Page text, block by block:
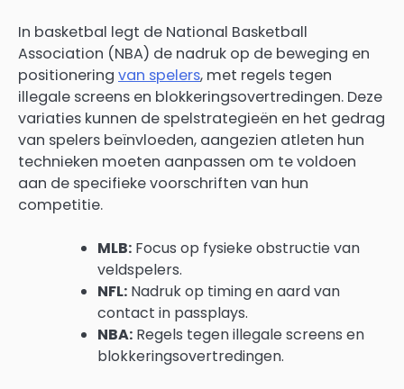
In basketbal legt de National Basketball
Association (NBA) de nadruk op de beweging en
positionering van spelers, met regels tegen
illegale screens en blokkeringsovertredingen. Deze
variaties kunnen de spelstrategieën en het gedrag
van spelers beïnvloeden, aangezien atleten hun
technieken moeten aanpassen om te voldoen
aan de specifieke voorschriften van hun
competitie.
MLB: Focus op fysieke obstructie van
veldspelers.
NFL: Nadruk op timing en aard van
contact in passplays.
NBA: Regels tegen illegale screens en
blokkeringsovertredingen.